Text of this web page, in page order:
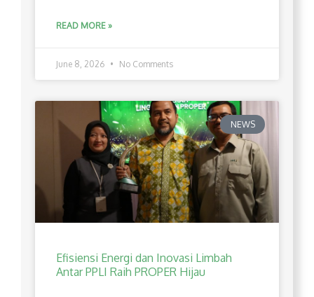
READ MORE »
June 8, 2026 No Comments
NEWS
Efisiensi Energi dan Inovasi Limbah
Antar PPLI Raih PROPER Hijau